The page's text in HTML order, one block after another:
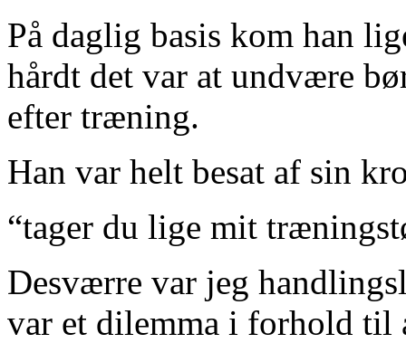
På daglig basis kom han
hårdt det var at undvære
efter træning.
Han var helt besat af sin
“tager du lige mit
Desværre var jeg
var et dilemma i forhold til